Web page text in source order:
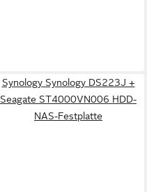
Synology Synology DS223J +
Seagate ST4000VN006 HDD-
NAS-Festplatte